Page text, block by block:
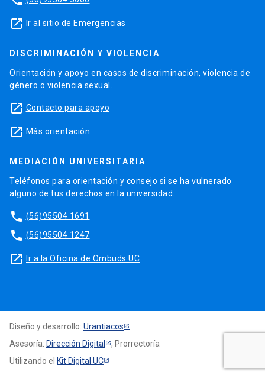
launch Ir al sitio de Emergencias
DISCRIMINACIÓN Y VIOLENCIA
Orientación y apoyo en casos de discriminación, violencia de
género o violencia sexual.
launch Contacto para apoyo
launch Más orientación
MEDIACIÓN UNIVERSITARIA
Teléfonos para orientación y consejo si se ha vulnerado
alguno de tus derechos en la universidad.
phone (56)95504 1691
phone (56)95504 1247
launch Ir a la Oficina de Ombuds UC
Diseño y desarrollo: Urantiacos
Asesoría: Dirección Digital
, Prorrectoría
Utilizando el Kit Digital UC